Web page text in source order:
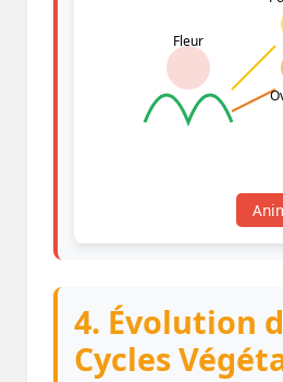
Fleur
4. Évolution
Cycles